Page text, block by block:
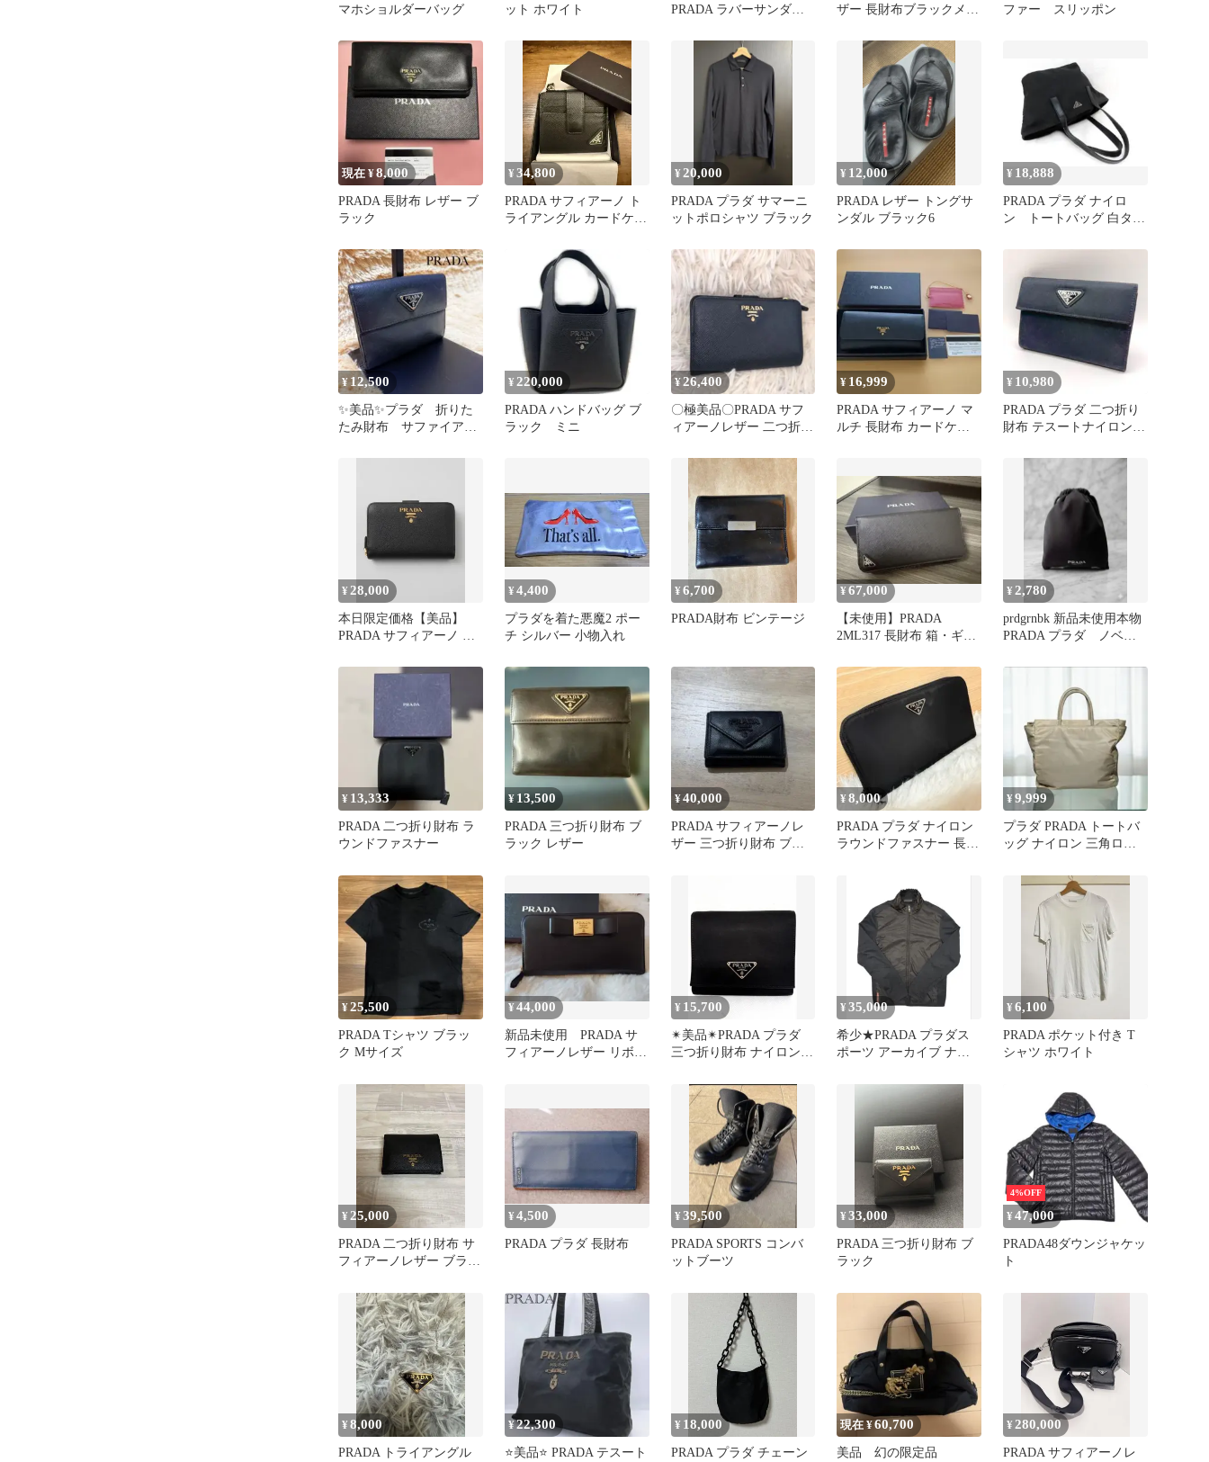
マホショルダーバッグ
ット ホワイト
PRADA ラバーサンダル
ザー 長財布ブラックメン
ティ付
ファー スリッポン
現在 ¥8,000
PRADA 長財布 レザー ブ
ラック
¥34,800
PRADA サフィアーノ ト
ライアングル カードケー
¥ 20,000
PRADA プラダ サマーニ
ットポロシャツ ブラック
¥ 12,000
PRADA レザー トングサ
ンダル ブラック6
¥ 18,888
PRADA プラダ ナイロ
ン トートバッグ 白タグ
け
¥ 12,500
✨美品✨プラダ 折りた
たみ財布 サファイアー
¥ 220,000
PRADA ハンドバッグ ブ
ラック ミニ
¥26,400
〇極美品〇PRADA サフ
ィアーノレザー 二つ折り
¥ 16,999
PRADA サフィアーノ マ
ルチ 長財布 カードケー
¥ 10,980
PRADA プラダ 二つ折り
財布 テスートナイロン
¥ 28,000
本日限定価格【美品】
PRADA サフィアーノ 二
ッ
¥4,400
プラダを着た悪魔2 ポー
チ シルバー 小物入れ
¥6,700
PRADA財布 ビンテージ
¥67,000
【未使用】PRADA
2ML317 長財布 箱・ギャ
¥ 2,780
prdgrnbk 新品未使用本物
PRADA プラダ ノベル
¥ 13,333
PRADA 二つ折り財布 ラ
ウンドファスナー
¥13,500
PRADA 三つ折り財布 ブ
ラック レザー
¥40,000
PRADA サフィアーノレ
ザー 三つ折り財布 ブラ
¥8,000
PRADA プラダ ナイロン
ラウンドファスナー 長財
¥9,999
プラダ PRADA トートバ
ッグ ナイロン 三角ロゴ
¥25,500
PRADA Tシャツ ブラッ
ク Mサイズ
¥44,000
新品未使用 PRADA サ
フィアーノレザー リボン
¥ 15,700
✴︎美品✴︎PRADA プラダ
三つ折り財布 ナイロン
¥35,000
希少★PRADA プラダス
ポーツ アーカイブ ナイ
¥6,100
PRADA ポケット付き T
シャツ ホワイト
¥25,000
PRADA 二つ折り財布 サ
フィアーノレザー ブラッ
¥4,500
PRADA プラダ 長財布
¥39,500
PRADA SPORTS コンバ
ットブーツ
¥33,000
PRADA 三つ折り財布 ブ
ラック
4%OFF
¥ 47,000
PRADA48ダウンジャケッ
ト
¥8,000
PRADA トライアングル
¥22,300
⭐️美品⭐️ PRADA テスート
¥ 18,000
PRADA プラダ チェーン
現在 ¥60,700
美品 幻の限定品
¥280,000
PRADA サフィアーノレ